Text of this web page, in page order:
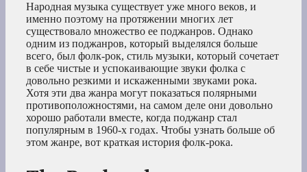
Народная музыка существует уже много веков, и
именно поэтому на протяжении многих лет
существовало множество ее поджанров. Однако
одним из поджанров, который выделялся больше
всего, был фолк-рок, стиль музыки, который сочетает
в себе чистые и успокаивающие звуки фолка с
довольно резкими и искаженными звуками рока.
Хотя эти два жанра могут показаться полярными
противоположностями, на самом деле они довольно
хорошо работали вместе, когда поджанр стал
популярным в 1960-х годах. Чтобы узнать больше об
этом жанре, вот краткая история фолк-рока.